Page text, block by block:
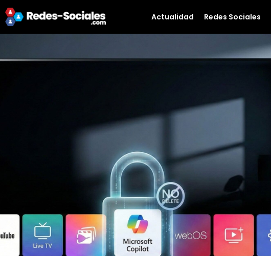
Actualidad Redes Sociales